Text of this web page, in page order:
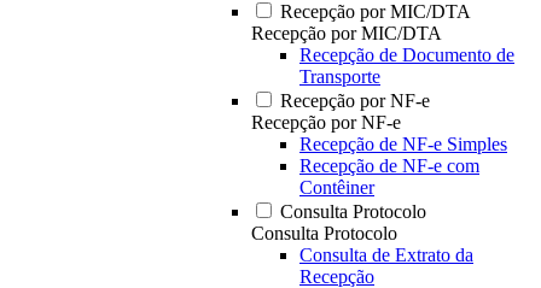
Recepção por MIC/DTA
Recepção por MIC/DTA
Recepção de Documento de
Transporte
Recepção por NF-e
Recepção por NF-e
Recepção de NF-e Simples
Recepção de NF-e com
Contêiner
Consulta Protocolo
Consulta Protocolo
Consulta de Extrato da
Recepção